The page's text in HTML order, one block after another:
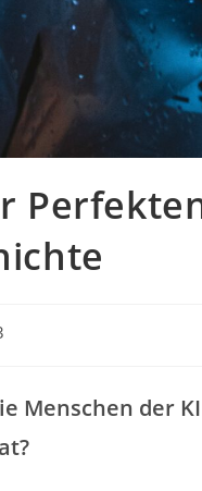
Menschen der